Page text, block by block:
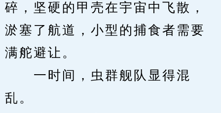
碎，坚硬的甲壳在宇宙中飞散，
淤塞了航道，小型的捕食者需要
满舵避让。
一时间，虫群舰队显得混
乱。